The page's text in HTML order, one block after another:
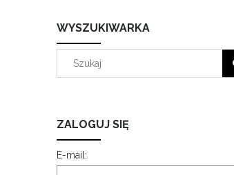
WYSZUKIWARKA
ZALOGUJ SIĘ
E-mail: